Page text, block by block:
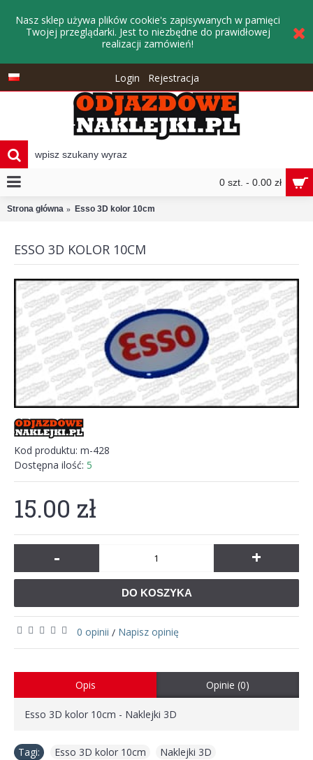
Nasz sklep używa plików cookie's zapisywanych w pamięci
Twojej przeglądarki. Jest to niezbędne do prawidłowej
realizacji zamówień!
Login Rejestracja
0 szt. - 0.00 zł
Strona główna Esso 3D kolor 10cm
ESSO 3D KOLOR 10CM
Kod produktu: m-428
Dostępna ilość: 5
15.00 zł
- +
DO KOSZYKA
0 opinii / Napisz opinię
Opis Opinie (0)
Esso 3D kolor 10cm - Naklejki 3D
Tagi: Esso 3D kolor 10cm Naklejki 3D